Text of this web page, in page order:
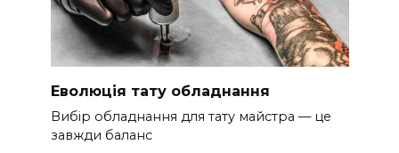
Еволюція тату обладнання
Вибір обладнання для тату майстра — це
завжди баланс